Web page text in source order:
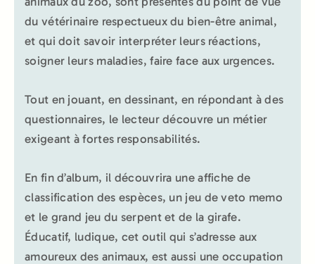
du vétérinaire respectueux du bien-être animal,
et qui doit savoir interpréter leurs réactions,
soigner leurs maladies, faire face aux urgences.
Tout en jouant, en dessinant, en répondant à des
questionnaires, le lecteur découvre un métier
exigeant à fortes responsabilités.
En fin d’album, il découvrira une affiche de
classification des espèces, un jeu de veto memo
et le grand jeu du serpent et de la girafe.
Éducatif, ludique, cet outil qui s’adresse aux
amoureux des animaux, est aussi une occupation